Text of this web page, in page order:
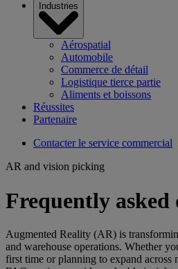
Industries
Aérospatial
Automobile
Commerce de détail
Logistique tierce partie
Aliments et boissons
Réussites
Partenaire
Contacter le service commercial
AR and vision picking
Frequently asked
Augmented Reality (AR) is
and warehouse operations. Whether
first time or planning to expand across